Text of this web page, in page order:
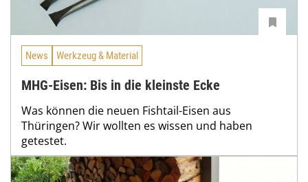
News Werkzeug & Material
MHG-Eisen: Bis in die kleinste Ecke
Was können die neuen Fishtail-Eisen aus
Thüringen? Wir wollten es wissen und haben
getestet.